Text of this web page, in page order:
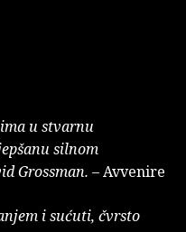
u stvarnu
silnom
Grossman. – Avvenire
i sućuti, čvrsto